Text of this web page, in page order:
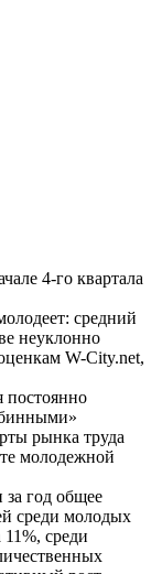
4-го квартала
средний
неуклонно
W-City.net,
постоянно
рынка труда
молодежной
год общее
среди молодых
среди